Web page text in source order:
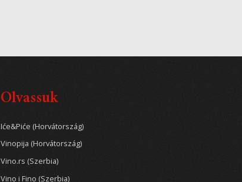
Olvassuk
Iće&Piće (Horvátország)
Vinopija (Horvátország)
Vino.rs (Szerbia)
Vino i Fino (Szerbia)